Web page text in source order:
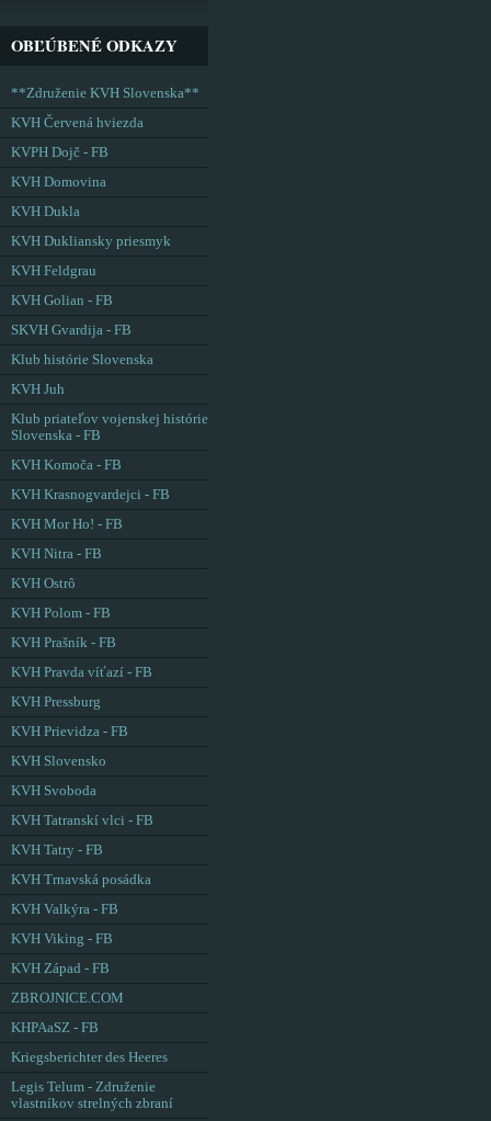
OBĽÚBENÉ ODKAZY
**Združenie KVH Slovenska**
KVH Červená hviezda
KVPH Dojč - FB
KVH Domovina
KVH Dukla
KVH Dukliansky priesmyk
KVH Feldgrau
KVH Golian - FB
SKVH Gvardija - FB
Klub histórie Slovenska
KVH Juh
Klub priateľov vojenskej histórie
Slovenska - FB
KVH Komoča - FB
KVH Krasnogvardejci - FB
KVH Mor Ho! - FB
KVH Nitra - FB
KVH Ostrô
KVH Polom - FB
KVH Prašník - FB
KVH Pravda víťazí - FB
KVH Pressburg
KVH Prievidza - FB
KVH Slovensko
KVH Svoboda
KVH Tatranskí vlci - FB
KVH Tatry - FB
KVH Trnavská posádka
KVH Valkýra - FB
KVH Viking - FB
KVH Západ - FB
ZBROJNICE.COM
KHPAaSZ - FB
Kriegsberichter des Heeres
Legis Telum - Združenie
vlastníkov strelných zbraní